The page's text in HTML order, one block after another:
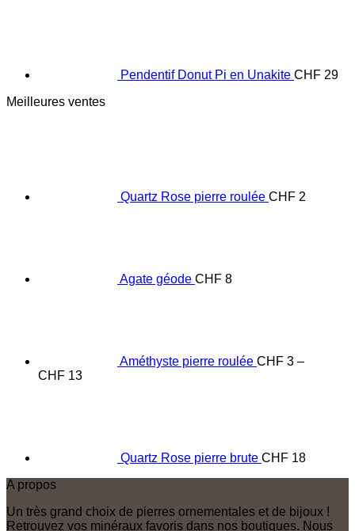
Pendentif Donut Pi en Unakite CHF 29
Meilleures ventes
Quartz Rose pierre roulée CHF 2
Agate géode CHF 8
Améthyste pierre roulée CHF 3 –
CHF 13Price
Quartz Rose pierre brute CHF 18
A propos
Un très grand choix de pierres ornementales et de bijoux !
Retrouvez vos minéraux favoris dans nos boutiques. Nous